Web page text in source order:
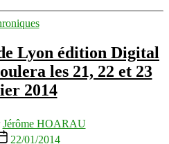
Catégories
Lyon édition Digital
les 21, 22 et 23
2014
Jérôme HOARAU
22/01/2014